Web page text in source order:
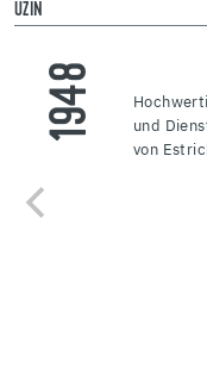
UZIN
1948
und
von